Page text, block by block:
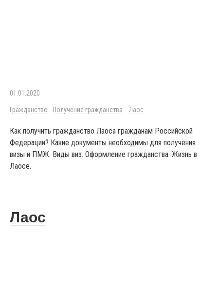
01.01.2020
Гражданство Получение гражданства Лаос
Как получить гражданство Лаоса гражданам Российской
Федерации? Какие документы необходимы для получения
визы и ПМЖ. Виды виз. Оформление гражданства. Жизнь в
Лаосе.
Лаос